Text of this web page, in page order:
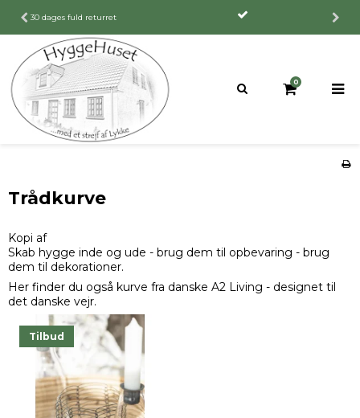
30 dages fuld returret
0
Trådkurve
Kopi af
Skab hygge inde og ude - brug dem til opbevaring - brug
dem til dekorationer.
Her finder du også kurve fra danske A2 Living - designet til
det danske vejr.
Tilbud